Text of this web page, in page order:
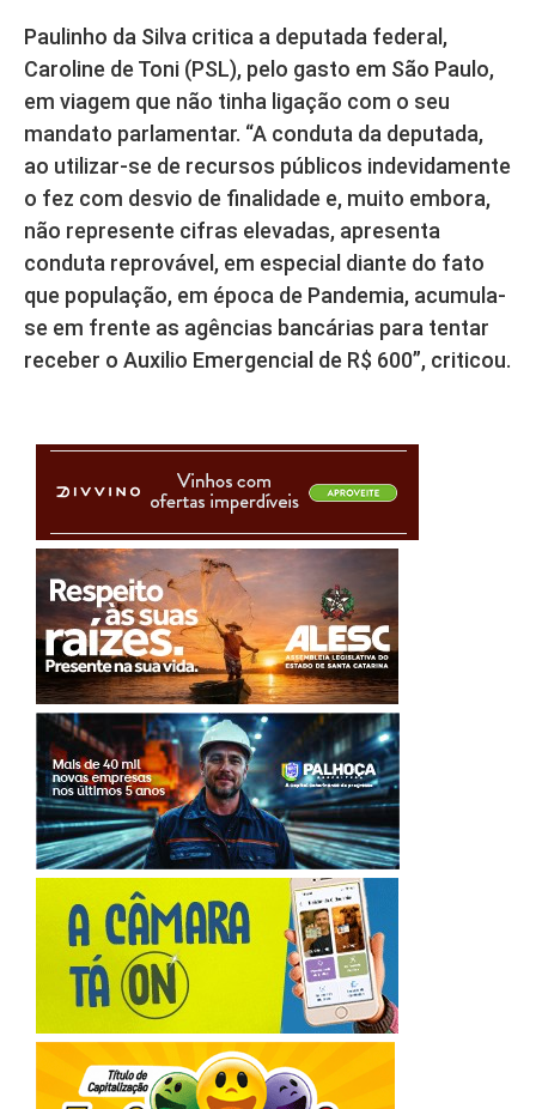
Paulinho da Silva critica a deputada federal,
Caroline de Toni (PSL), pelo gasto em São Paulo,
em viagem que não tinha ligação com o seu
mandato parlamentar. “A conduta da deputada,
ao utilizar-se de recursos públicos indevidamente
o fez com desvio de finalidade e, muito embora,
não represente cifras elevadas, apresenta
conduta reprovável, em especial diante do fato
que população, em época de Pandemia, acumula-
se em frente as agências bancárias para tentar
receber o Auxilio Emergencial de R$ 600”, criticou.